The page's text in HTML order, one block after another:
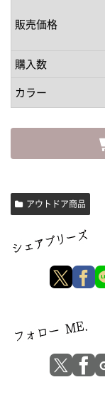
販売価格
購入数
カラー
アウトドア商品